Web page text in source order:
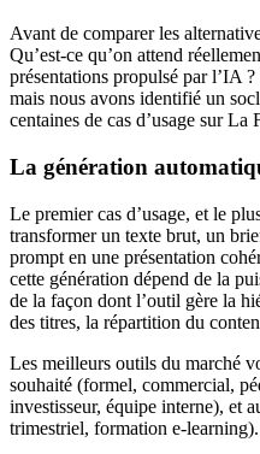
Avant de comparer les
Qu’est-ce qu’on attend
présentations propulsé par l’IA
mais nous avons identifié un
centaines de cas d’usage sur La
La génération
Le premier cas d’usage, et le
transformer un texte brut, un
prompt en une présentation
cette génération dépend de la
de la façon dont l’outil gère la
des titres, la répartition du
Les meilleurs outils du marché
souhaité (formel, commercial,
investisseur, équipe interne), et
trimestriel, formation e-learning).